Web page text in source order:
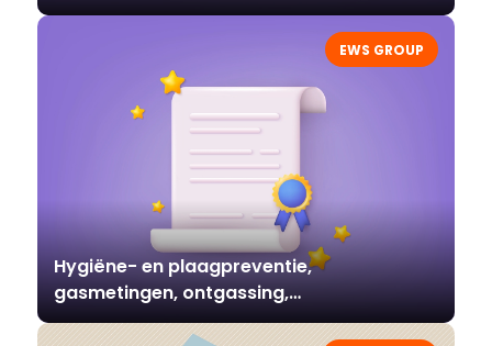
EWS GROUP
Hygiëne- en plaagpreventie,
gasmetingen, ontgassing,
luchtbehandeling